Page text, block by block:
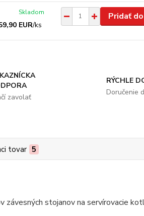
EUR/ks
Skladom Pridať
zavolať
RÝCHLE
Doručenie
tovar 5
závesných stojanov na servírovacie